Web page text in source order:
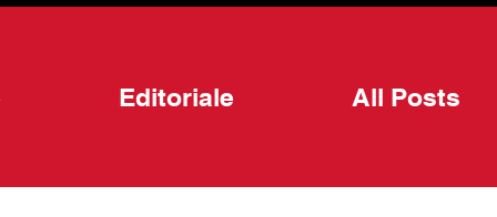
Editoriale All Posts